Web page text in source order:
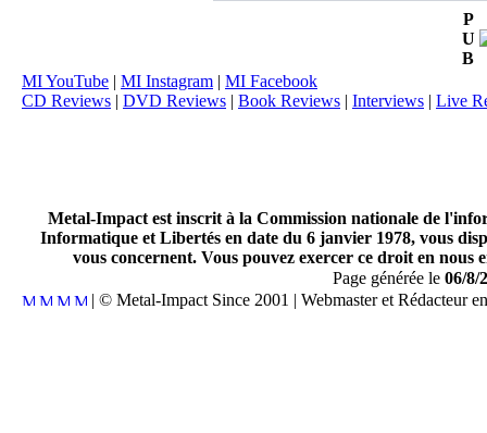
P
U
B
MI YouTube | MI Instagram | MI Facebook
CD Reviews | DVD Reviews | Book Reviews | Interviews | Live
Metal-Impact est inscrit à la Commission nationale de
Informatique et Libertés en date du 6 janvier 1978, vous
vous concernent. Vous pouvez exercer ce droit en
Page générée le 06/8/
| © Metal-Impact Since 2001 | Webmaster et Rédacteur